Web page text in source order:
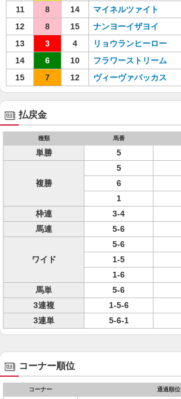
11
8 14 マイネルツァイト
12
8 15 ナンヨーイザヨイ
13
3 4 リョウランヒーロー
14
6 10 フラワーストリーム
15
7 12 ヴィーヴァバッカス
払戻金
種類 馬番
単勝 5
複勝
5
6
1
枠連
3-4
馬連
5-6
ワイド
5-6
1-5
1-6
馬単
5-6
3連複
1-5-6
3連単
5-6-1
コーナー順位
コーナー 通過順位